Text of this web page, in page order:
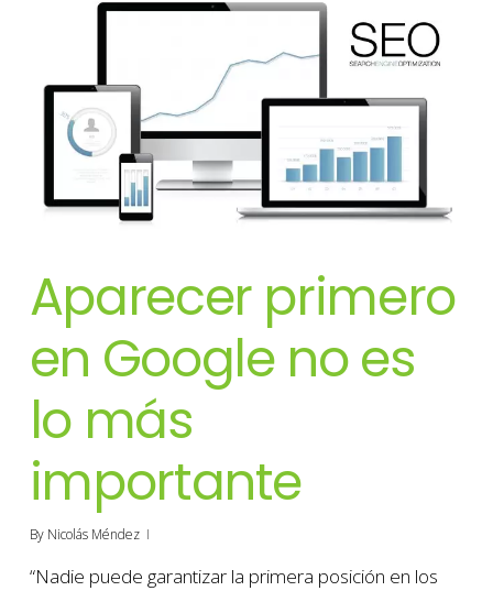
Aparecer primero
en Google no es
lo más
importante
By Nicolás Méndez
“Nadie puede garantizar la primera posición en los